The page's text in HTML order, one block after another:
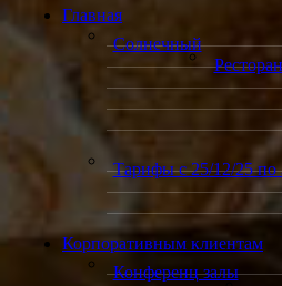
Главная
Солнечный
Тарифы с 25/12/25 по
Корпоративным клиентам
Конференц залы